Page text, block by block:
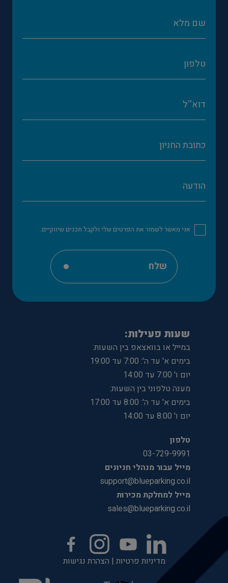
אני מאשר לשמור את הפרטים שלי ולקבל תכנים שיווקיים.
שלח
מדיניות פרטיות | הצהרת נגישות
שעות פעילות:
במייל או בוואצאפ בין השעות:
בימים א' עד ה': 7:00 עד 19:00
יום ו' 7:00 עד 14:00
מענה טלפוני בין השעות:
בימים א' עד ה': 8:00 עד 17:00
יום ו' 8:00 עד 14:00
טלפון
03-729-9991
מייל עבור מנהלי חניונים
support@blueparking.co.il
מייל למחלקת מכירות
sales@blueparking.co.il